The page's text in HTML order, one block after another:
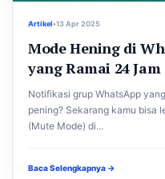
Artikel•13 Apr 2025
Mode Hening di
yang Ramai 24 Jam
Notifikasi grup WhatsApp
pening? Sekarang kamu bisa
(Mute Mode) di...
Baca Selengkapnya →